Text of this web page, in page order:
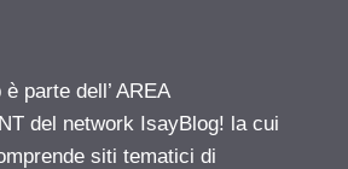
parte dell’ AREA
del network IsayBlog! la cui
siti tematici di